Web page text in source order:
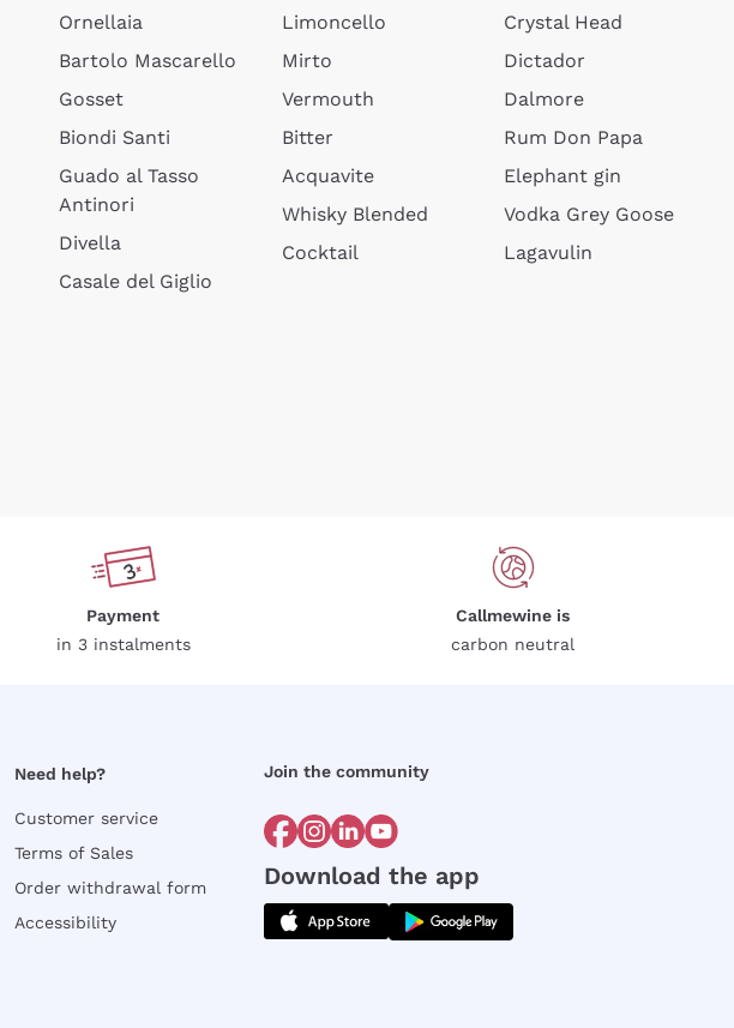
Ornellaia
Bartolo Mascarello
Gosset
Biondi Santi
Guado al Tasso
Antinori
Divella
Casale del Giglio
Limoncello
Mirto
Vermouth
Bitter
Acquavite
Whisky Blended
Cocktail
Crystal Head
Dictador
Dalmore
Rum Don Papa
Elephant gin
Vodka Grey Goose
Lagavulin
Payment
in 3 instalments
Callmewine is
carbon neutral
Need help?
Customer service
Terms of Sales
Order withdrawal form
Accessibility
Join the community
Download the app